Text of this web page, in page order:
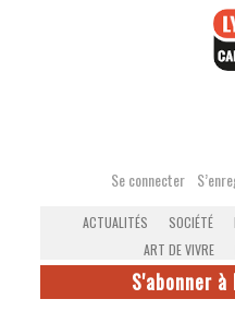
Se connecter
ACTUALITÉS SOCIÉTÉ
ART DE VIVRE
S'abonner